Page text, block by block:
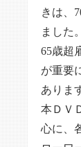
きは、
ました。
65歳超
が重要
ありま
本ＤＶ
心に、